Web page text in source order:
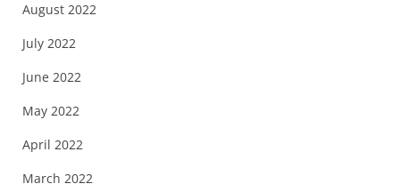
August 2022
July 2022
June 2022
May 2022
April 2022
March 2022